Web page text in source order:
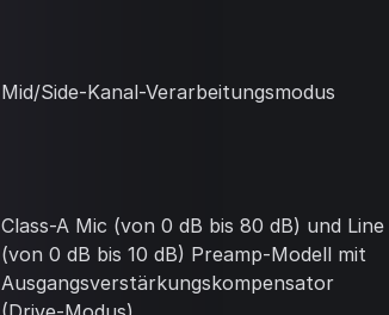
Mid/Side-Kanal-Verarbeitungsmodus
Class-A Mic (von 0 dB bis 80 dB) und Line
(von 0 dB bis 10 dB) Preamp-Modell mit
Ausgangsverstärkungskompensator